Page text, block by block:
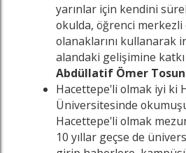
yarınlar için kendini
okulda, öğrenci
olanaklarını kullanarak
alandaki gelişimine
Abdüllatif Ömer Tosun
Hacettepe'li olmak iyi ki
Üniversitesinde
Hacettepe'li olmak
10 yıllar geçse de